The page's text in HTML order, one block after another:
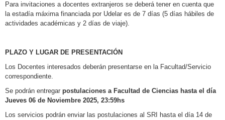
Para invitaciones a docentes extranjeros se deberá tener en cuenta que
la estadía máxima financiada por Udelar es de 7 días (5 días hábiles de
actividades académicas y 2 días de viaje).
PLAZO Y LUGAR DE PRESENTACIÓN
Los Docentes interesados deberán presentarse en la Facultad/Servicio
correspondiente.
Se podrán entregar postulaciones a Facultad de Ciencias hasta el día
Jueves 06 de Noviembre 2025, 23:59hs
Los servicios podrán enviar las postulaciones al SRI hasta el día 14 de